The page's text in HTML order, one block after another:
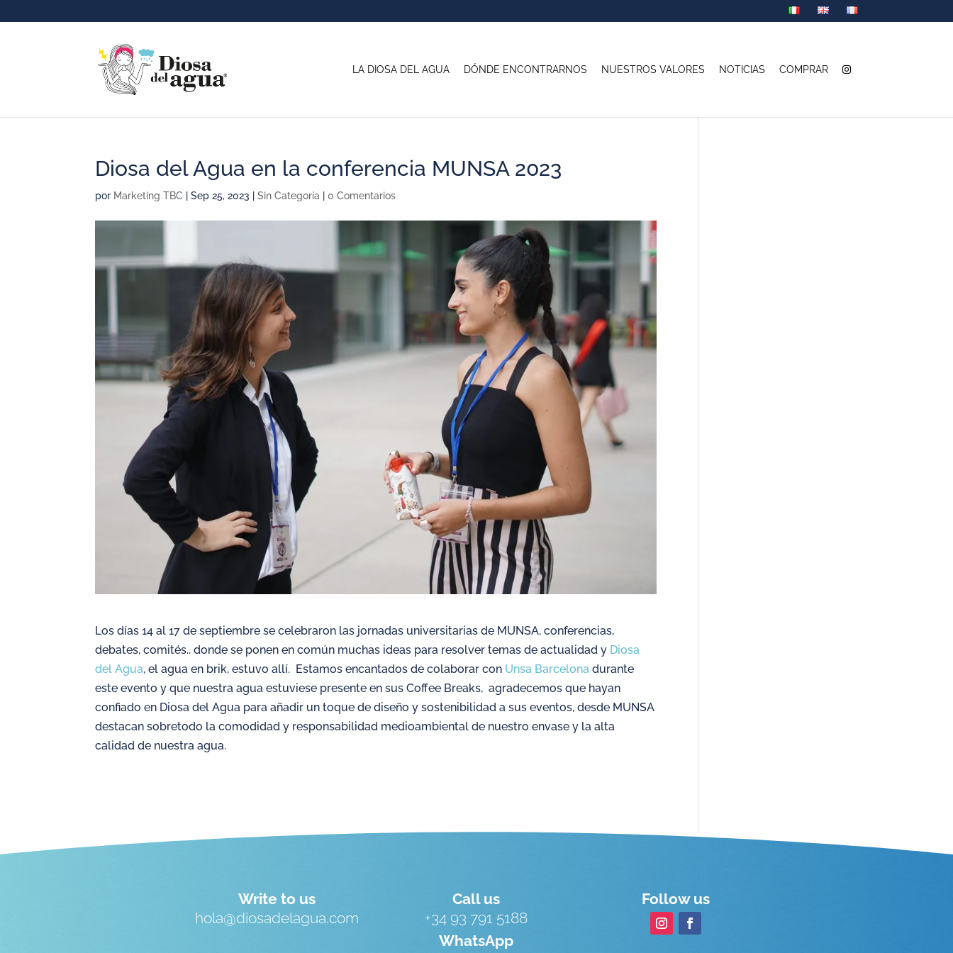
LA DIOSA DEL AGUA DÓNDE ENCONTRARNOS NUESTROS VALORES NOTICIAS COMPRAR
Diosa del Agua en la conferencia MUNSA 2023
por Marketing TBC |Sep 25, 2023 |Sin Categoría |0 Comentarios
Los días 14 al 17 de septiembre se celebraron las jornadas universitarias de MUNSA, conferencias,
debates, comités.. donde se ponen en común muchas ideas para resolver temas de actualidad y Diosa
del Agua, el agua en brik, estuvo allí. Estamos encantados de colaborar con Unsa Barcelona durante
este evento y que nuestra agua estuviese presente en sus Coffee Breaks, agradecemos que hayan
confiado en Diosa del Agua para añadir un toque de diseño y sostenibilidad a sus eventos, desde MUNSA
destacan sobretodo la comodidad y responsabilidad medioambiental de nuestro envase y la alta
calidad de nuestra agua.
Write to us
hola@diosadelagua.com
Call us
+34 93 791 5188
WhatsApp
Follow us